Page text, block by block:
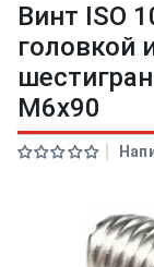
Винт ISO
головкой
M6x90